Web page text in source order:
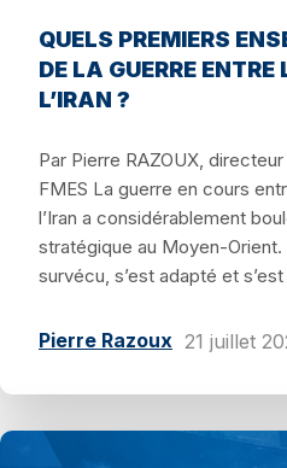
QUELS PREMIERS
DE LA GUERRE
L’IRAN ?
Par Pierre RAZOUX,
FMES La guerre en cours
l’Iran a considérablement
stratégique au Moyen-Orient.
survécu, s’est adapté et
Pierre Razoux 21 juillet